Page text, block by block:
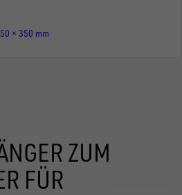
× 350 mm
ZUM
FÜR